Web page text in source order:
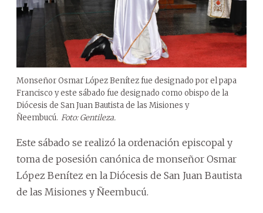
Monseñor Osmar López Benítez fue designado por el papa
Francisco y este sábado fue designado como obispo de la
Diócesis de San Juan Bautista de las Misiones y
Ñeembucú. Foto: Gentileza.
Este sábado se realizó la ordenación episcopal y
toma de posesión canónica de monseñor Osmar
López Benítez en la Diócesis de San Juan Bautista
de las Misiones y Ñeembucú.